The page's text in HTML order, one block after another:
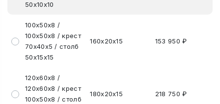
50х10х10
100х50х8 /
100х50х8 / крест
70х40х5 / столб
50х15х15
160х20х15 153 950 ₽
120х60х8 /
120х60х8 / крест
100х50х8 / столб
180х20х15 218 750 ₽